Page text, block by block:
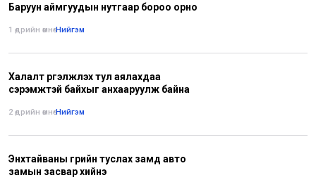
Баруун аймгуудын нутгаар бороо орно
1 өдрийн өмнө•Нийгэм
Халалт үргэлжлэх тул аялахдаа
сэрэмжтэй байхыг анхааруулж байна
2 өдрийн өмнө•Нийгэм
Энхтайваны гүүрийн туслах замд авто
замын засвар хийнэ